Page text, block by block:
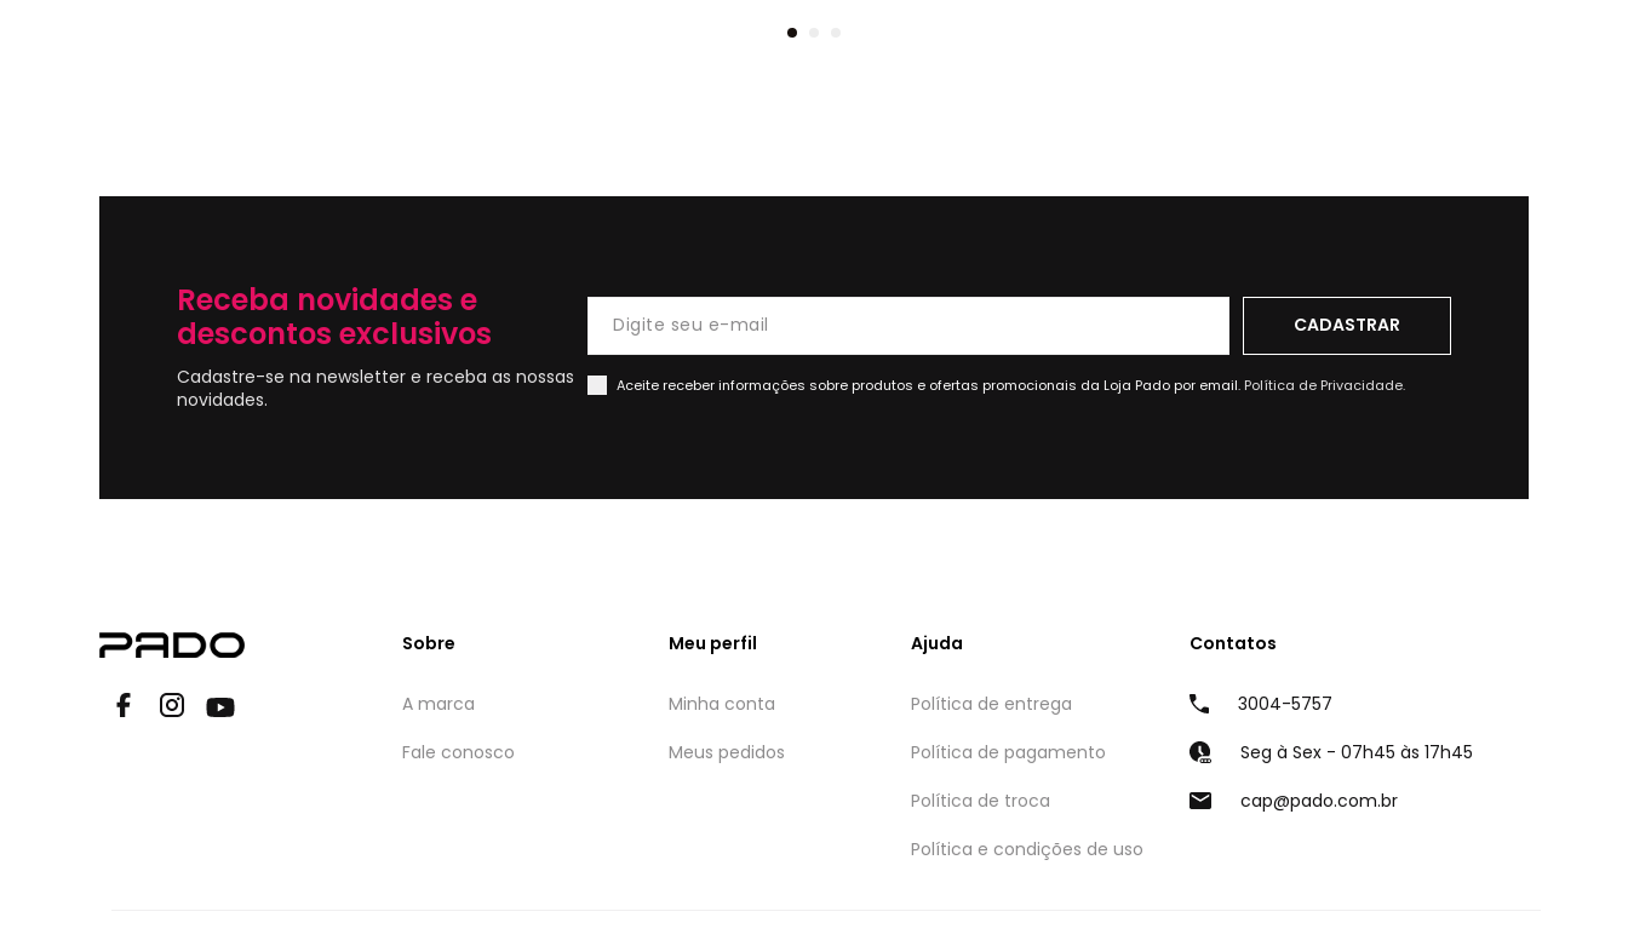
Receba novidades e
descontos exclusivos
Cadastre-se na newsletter e receba as nossas
novidades.
Aceite receber informações sobre produtos e ofertas promocionais da Loja Pado por email. Política de Privacidade.
Sobre
A marca
Fale conosco
Meu perfil
Minha conta
Meus pedidos
Ajuda
Política de entrega
Política de pagamento
Política de troca
Política e condições de uso
Contatos
3004-5757
Seg à Sex - 07h45 às 17h45
cap@pado.com.br